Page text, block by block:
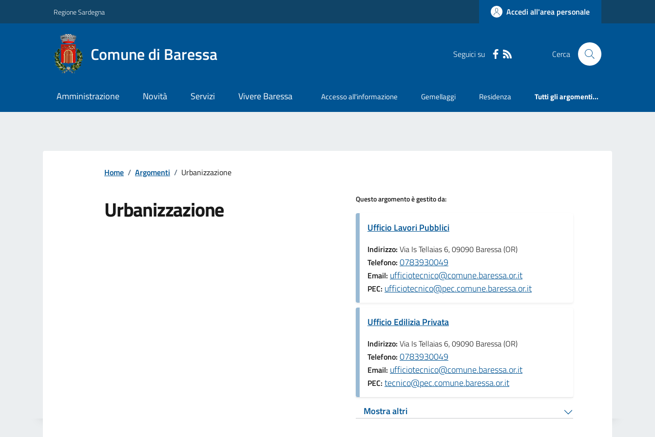
Regione Sardegna Accedi all'area personale
Comune di Baressa Seguici su Cerca
Amministrazione Novità Servizi Vivere Baressa Accesso all'informazione Gemellaggi Residenza Tutti gli argomenti...
Home / Argomenti / Urbanizzazione
Urbanizzazione Questo argomento è gestito da:
Ufficio Lavori Pubblici
Indirizzo: Via Is Tellaias 6, 09090 Baressa (OR)
Telefono: 0783930049
Email: ufficiotecnico@comune.baressa.or.it
PEC: ufficiotecnico@pec.comune.baressa.or.it
Ufficio Edilizia Privata
Indirizzo: Via Is Tellaias 6, 09090 Baressa (OR)
Telefono: 0783930049
Email: ufficiotecnico@comune.baressa.or.it
PEC: tecnico@pec.comune.baressa.or.it
Mostra altri